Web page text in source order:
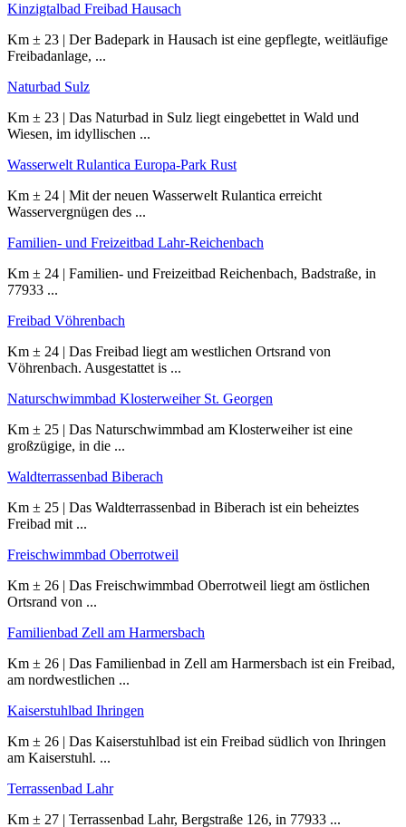
Kinzigtalbad Freibad Hausach
Km ± 23 | Der Badepark in Hausach ist eine gepflegte, weitläufige
Freibadanlage, ...
Naturbad Sulz
Km ± 23 | Das Naturbad in Sulz liegt eingebettet in Wald und
Wiesen, im idyllischen ...
Wasserwelt Rulantica Europa-Park Rust
Km ± 24 | Mit der neuen Wasserwelt Rulantica erreicht
Wasservergnügen des ...
Familien- und Freizeitbad Lahr-Reichenbach
Km ± 24 | Familien- und Freizeitbad Reichenbach, Badstraße, in
77933 ...
Freibad Vöhrenbach
Km ± 24 | Das Freibad liegt am westlichen Ortsrand von
Vöhrenbach. Ausgestattet is ...
Naturschwimmbad Klosterweiher St. Georgen
Km ± 25 | Das Naturschwimmbad am Klosterweiher ist eine
großzügige, in die ...
Waldterrassenbad Biberach
Km ± 25 | Das Waldterrassenbad in Biberach ist ein beheiztes
Freibad mit ...
Freischwimmbad Oberrotweil
Km ± 26 | Das Freischwimmbad Oberrotweil liegt am östlichen
Ortsrand von ...
Familienbad Zell am Harmersbach
Km ± 26 | Das Familienbad in Zell am Harmersbach ist ein Freibad,
am nordwestlichen ...
Kaiserstuhlbad Ihringen
Km ± 26 | Das Kaiserstuhlbad ist ein Freibad südlich von Ihringen
am Kaiserstuhl. ...
Terrassenbad Lahr
Km ± 27 | Terrassenbad Lahr, Bergstraße 126, in 77933 ...